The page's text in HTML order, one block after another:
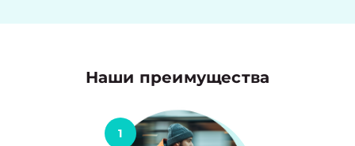
Наши преимущества
1